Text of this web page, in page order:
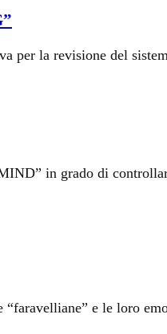
per la revisione del
in grado di
e le loro